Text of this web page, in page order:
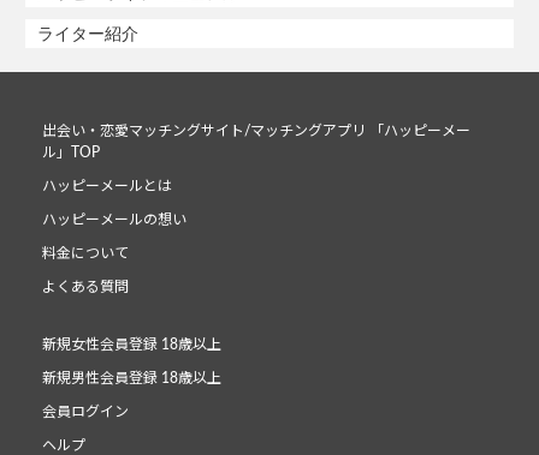
ライター紹介
出会い・恋愛マッチングサイト/マッチングアプリ 「ハッピーメー
ル」TOP
ハッピーメールとは
ハッピーメールの想い
料金について
よくある質問
新規女性会員登録 18歳以上
新規男性会員登録 18歳以上
会員ログイン
ヘルプ